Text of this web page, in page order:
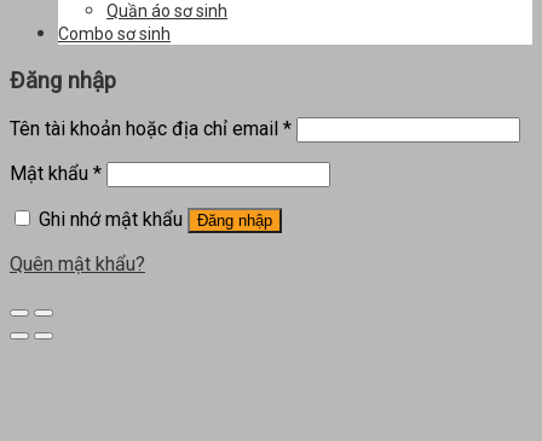
Quần áo sơ sinh
Combo sơ sinh
Đăng nhập
Tên tài khoản hoặc địa chỉ email *
Mật khẩu *
Ghi nhớ mật khẩu
Đăng nhập
Quên mật khẩu?